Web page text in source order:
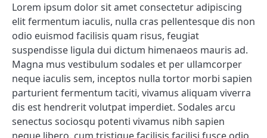
Lorem ipsum dolor sit amet consectetur adipiscing
elit fermentum iaculis, nulla cras pellentesque dis non
odio euismod facilisis quam risus, feugiat
suspendisse ligula dui dictum himenaeos mauris ad.
Magna mus vestibulum sodales et per ullamcorper
neque iaculis sem, inceptos nulla tortor morbi sapien
parturient fermentum taciti, vivamus aliquam viverra
dis est hendrerit volutpat imperdiet. Sodales arcu
senectus sociosqu potenti vivamus nibh sapien